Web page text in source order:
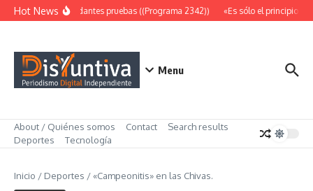
Saltar al contenido
Hot NewsAbundantes pruebas ((Programa 2342)) «Es sólo el principio»
Menu
About / Quiénes somos Contact
Search results
Deportes
Tecnología
Inicio / Deportes /«Campeonitis» en las Chivas.